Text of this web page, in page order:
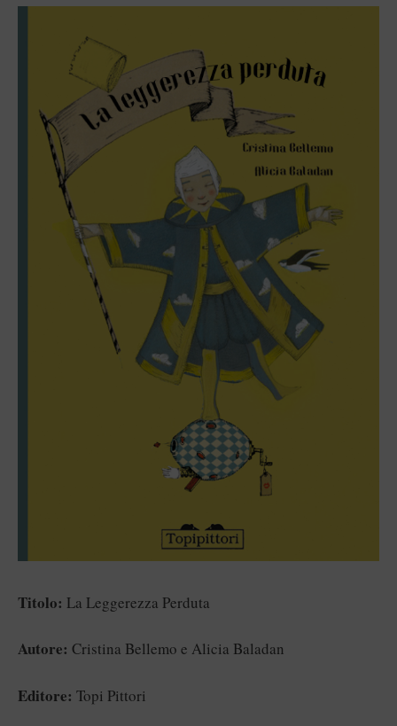
Titolo: La Leggerezza Perduta
Autore: Cristina Bellemo e Alicia Baladan
Editore: Topi Pittori